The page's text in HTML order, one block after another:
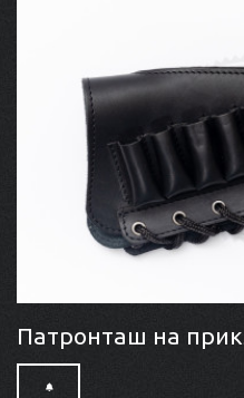
Патронташ на